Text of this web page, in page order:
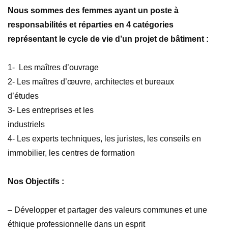
Nous sommes des femmes ayant un poste à
responsabilités et réparties en 4 catégories
représentant le cycle de vie d’un projet de bâtiment :
1- Les maîtres d’ouvrage
2- Les maîtres d’œuvre, architectes et bureaux
d’études
3- Les entreprises et les
industriels
4- Les experts techniques, les juristes, les conseils en
immobilier, les centres de formation
Nos Objectifs :
– Développer et partager des valeurs communes et une
éthique professionnelle dans un esprit